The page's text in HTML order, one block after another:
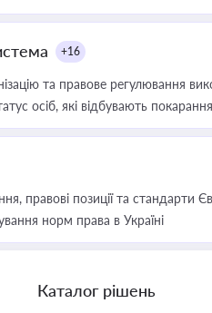
+16
та правове регулювання
осіб, які відбувають покарання
правові позиції та стандарти
норм права в Україні
Каталог рішень